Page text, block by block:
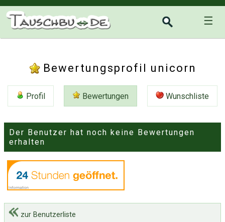
☰
Bewertungsprofil unicorn
Profil Bewertungen Wunschliste
Der Benutzer hat noch keine Bewertungen
erhalten
zur Benutzerliste